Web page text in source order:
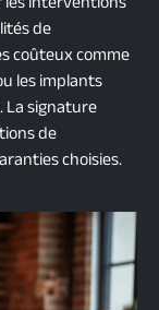
de
coûteux comme
les implants
signature
de
choisies.